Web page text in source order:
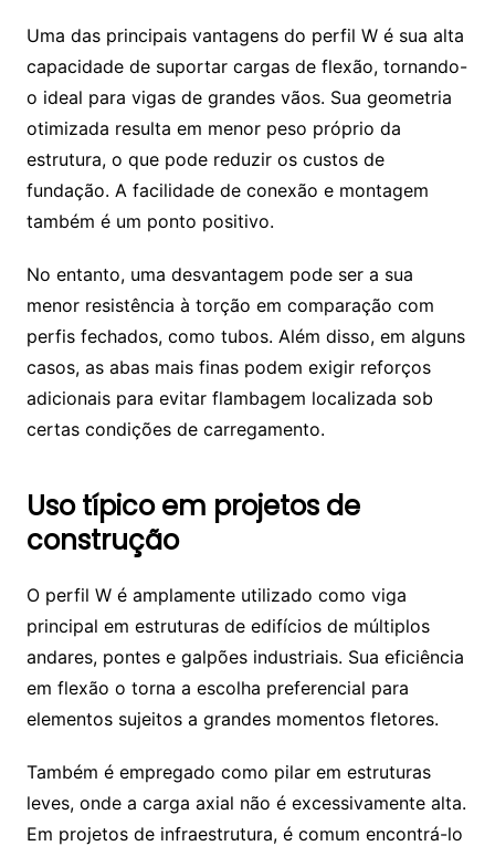
Uma das principais vantagens do perfil W é sua alta
capacidade de suportar cargas de flexão, tornando-
o ideal para vigas de grandes vãos. Sua geometria
otimizada resulta em menor peso próprio da
estrutura, o que pode reduzir os custos de
fundação. A facilidade de conexão e montagem
também é um ponto positivo.
No entanto, uma desvantagem pode ser a sua
menor resistência à torção em comparação com
perfis fechados, como tubos. Além disso, em alguns
casos, as abas mais finas podem exigir reforços
adicionais para evitar flambagem localizada sob
certas condições de carregamento.
Uso típico em projetos de
construção
O perfil W é amplamente utilizado como viga
principal em estruturas de edifícios de múltiplos
andares, pontes e galpões industriais. Sua eficiência
em flexão o torna a escolha preferencial para
elementos sujeitos a grandes momentos fletores.
Também é empregado como pilar em estruturas
leves, onde a carga axial não é excessivamente alta.
Em projetos de infraestrutura, é comum encontrá-lo